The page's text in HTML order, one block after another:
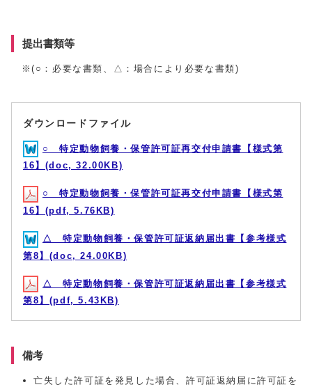
提出書類等
※(○：必要な書類、△：場合により必要な書類)
ダウンロードファイル
○ 特定動物飼養・保管許可証再交付申請書【様式第
16】(doc, 32.00KB)
○ 特定動物飼養・保管許可証再交付申請書【様式第
16】(pdf, 5.76KB)
△ 特定動物飼養・保管許可証返納届出書【参考様式
第8】(doc, 24.00KB)
△ 特定動物飼養・保管許可証返納届出書【参考様式
第8】(pdf, 5.43KB)
備考
亡失した許可証を発見した場合、許可証返納届に許可証を